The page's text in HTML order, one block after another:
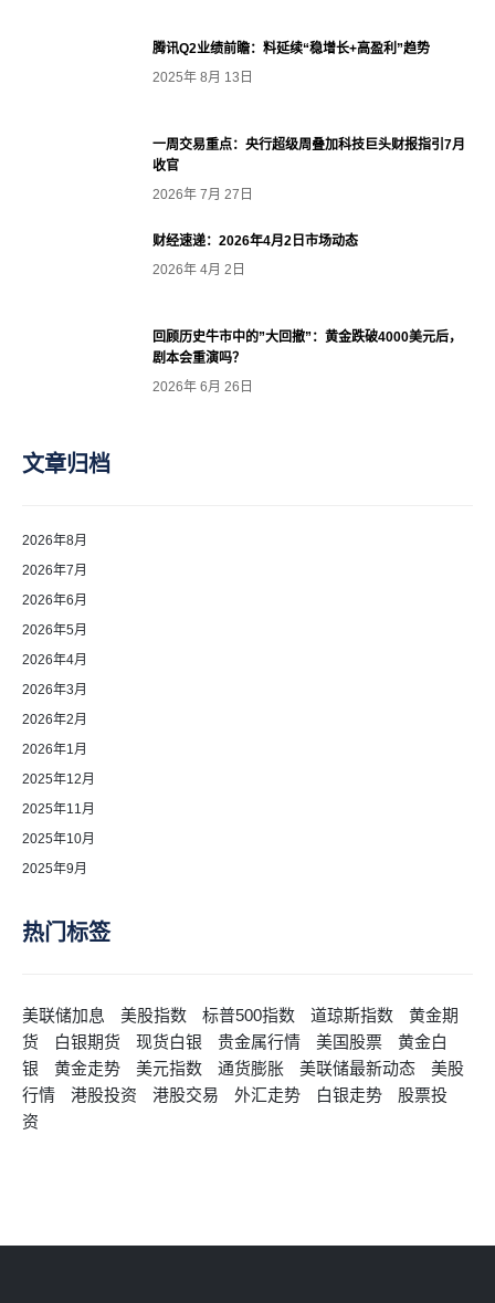
腾讯Q2业绩前瞻：料延续“稳增长+高盈利”趋势
2025年 8月 13日
一周交易重点：央行超级周叠加科技巨头财报指引7月
收官
2026年 7月 27日
财经速递：2026年4月2日市场动态
2026年 4月 2日
回顾历史牛市中的”大回撤”：黄金跌破4000美元后，
剧本会重演吗？
2026年 6月 26日
文章归档
2026年8月
2026年7月
2026年6月
2026年5月
2026年4月
2026年3月
2026年2月
2026年1月
2025年12月
2025年11月
2025年10月
2025年9月
热门标签
美联储加息 美股指数 标普500指数 道琼斯指数
黄金期
货
白银期货 现货白银 贵金属行情 美国股票
黄金白
银
黄金走势 美元指数 通货膨胀 美联储最新动态
美股
行情
港股投资 港股交易 外汇走势 白银走势
股票投
资